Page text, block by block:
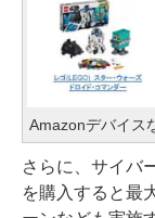
Amazonデバイス
さらに、サイバ
を購入すると最